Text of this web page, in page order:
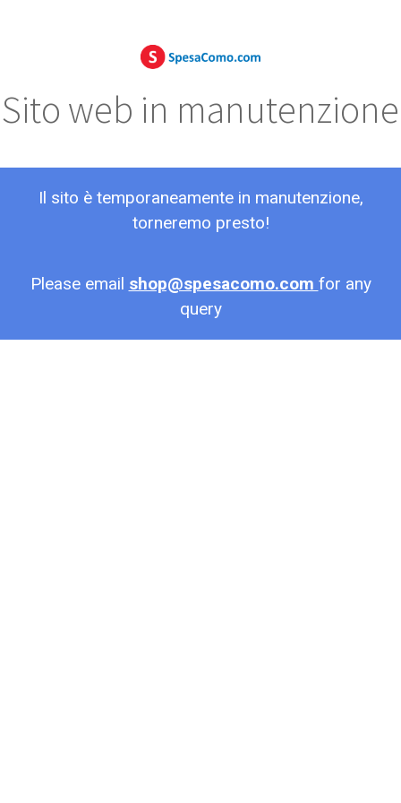
Sito web in manutenzione
Il sito è temporaneamente in manutenzione,
torneremo presto!
Please email shop@spesacomo.com for any
query